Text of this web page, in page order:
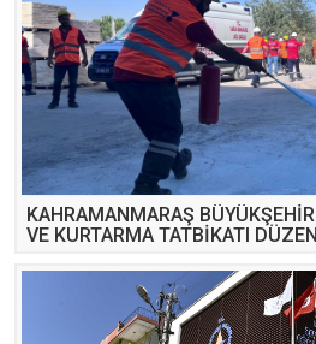
KAHRAMANMARAŞ
VE KURTARMA TATBİKATI